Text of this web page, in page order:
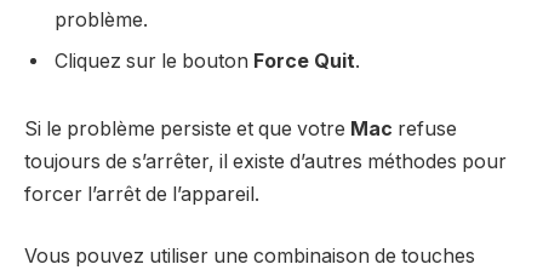
problème.
Cliquez sur le bouton Force Quit.
Si le problème persiste et que votre Mac refuse
toujours de s’arrêter, il existe d’autres méthodes pour
forcer l’arrêt de l’appareil.
Vous pouvez utiliser une combinaison de touches